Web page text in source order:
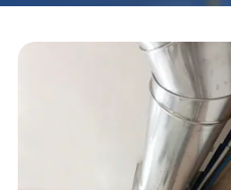
Installazione impianti di
Installazione e fornitura
Manutenzione camere bianche